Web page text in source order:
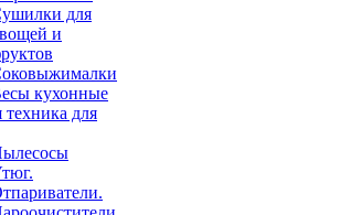
для
и
кухонные
для